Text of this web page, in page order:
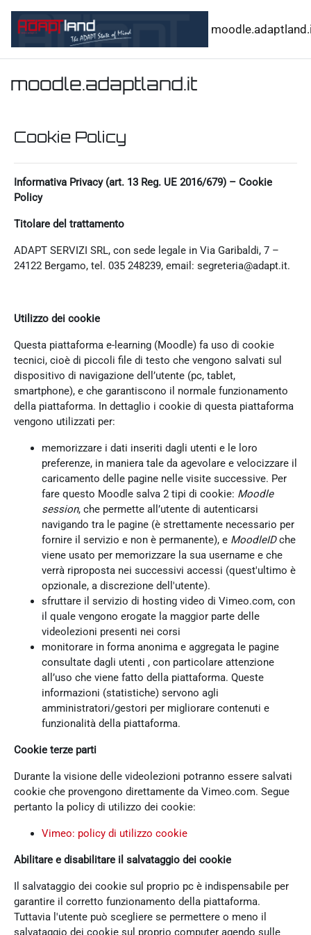
moodle.adaptland.it
Cookie Policy
Informativa Privacy (art. 13 Reg. UE 2016/679) – Cookie
Policy
Titolare del trattamento
ADAPT SERVIZI SRL, con sede legale in Via Garibaldi, 7 –
24122 Bergamo, tel. 035 248239, email: segreteria@adapt.it.
Utilizzo dei cookie
Questa piattaforma e-learning (Moodle) fa uso di cookie
tecnici, cioè di piccoli file di testo che vengono salvati sul
dispositivo di navigazione dell’utente (pc, tablet,
smartphone), e che garantiscono il normale funzionamento
della piattaforma. In dettaglio i cookie di questa piattaforma
vengono utilizzati per:
memorizzare i dati inseriti dagli utenti e le loro
preferenze, in maniera tale da agevolare e velocizzare il
caricamento delle pagine nelle visite successive. Per
fare questo Moodle salva 2 tipi di cookie: Moodle
session, che permette all’utente di autenticarsi
navigando tra le pagine (è strettamente necessario per
fornire il servizio e non è permanente), e MoodleIDche
viene usato per memorizzare la sua username e che
verrà riproposta nei successivi accessi (quest'ultimo è
opzionale, a discrezione dell'utente).
sfruttare il servizio di hosting video di Vimeo.com, con
il quale vengono erogate la maggior parte delle
videolezioni presenti nei corsi
monitorare in forma anonima e aggregata le pagine
consultate dagli utenti , con particolare attenzione
all’uso che viene fatto della piattaforma. Queste
informazioni (statistiche) servono agli
amministratori/gestori per migliorare contenuti e
funzionalità della piattaforma.
Cookie terze parti
Durante la visione delle videolezioni potranno essere salvati
cookie che provengono direttamente da Vimeo.com. Segue
pertanto la policy di utilizzo dei cookie:
Vimeo: policy di utilizzo cookie
Abilitare e disabilitare il salvataggio dei cookie
Il salvataggio dei cookie sul proprio pc è indispensabile per
garantire il corretto funzionamento della piattaforma.
Tuttavia l'utente può scegliere se permettere o meno il
salvataggio dei cookie sul proprio computer agendo sulle